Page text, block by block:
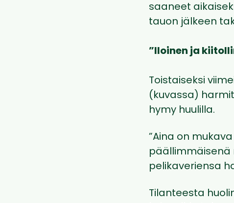
saaneet
tauon jälkeen
”Iloinen ja
Toistaiseksi
(kuvassa)
hymy huulilla.
”Aina on
päällimmäisenä
pelikaveriensa
Tilanteesta